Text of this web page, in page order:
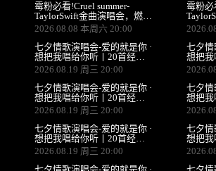
霉粉必看!Cruel summer-
TaylorSwift金曲演唱会，燃爆
初夏！@TayMe （西安站）
2026.08.08 本周六 20:00
霉粉必
初夏！
七夕情歌演唱会-爱的就是你 ·
想把我唱给你听丨20首经典
情歌全场大合唱（长沙站）
2026.08.19 周三 20:00
七夕情
想把我
情歌全
七夕情歌演唱会-爱的就是你 ·
想把我唱给你听丨20首经典
情歌全场大合唱（温州站）
2026.08.19 周三 20:00
七夕情
想把我
情歌全
七夕情歌演唱会-爱的就是你 ·
想把我唱给你听丨20首经典
情歌全场大合唱（昆明站）
2026.08.19 周三 20:00
七夕情
想把我
情歌全